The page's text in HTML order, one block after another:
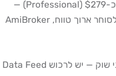
רישיון חד-פעמי של כ-$279 (Professional) —
לעומת TradingView שהוא מנוי חודשי. לסוחר ארוך טווח, AmiBroker
AmiBroker אינו כולל נתוני שוק — יש לרכוש Data Feed